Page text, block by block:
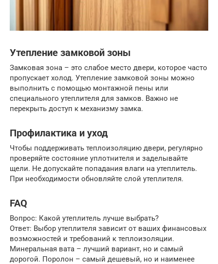
Утепление замковой зоны
Замковая зона – это слабое место двери, которое часто
пропускает холод. Утепление замковой зоны можно
выполнить с помощью монтажной пены или
специального утеплителя для замков. Важно не
перекрыть доступ к механизму замка.
Профилактика и уход
Чтобы поддерживать теплоизоляцию двери, регулярно
проверяйте состояние уплотнителя и заделывайте
щели. Не допускайте попадания влаги на утеплитель.
При необходимости обновляйте слой утеплителя.
FAQ
Вопрос: Какой утеплитель лучше выбрать?
Ответ: Выбор утеплителя зависит от ваших финансовых
возможностей и требований к теплоизоляции.
Минеральная вата – лучший вариант, но и самый
дорогой. Поролон – самый дешевый, но и наименее